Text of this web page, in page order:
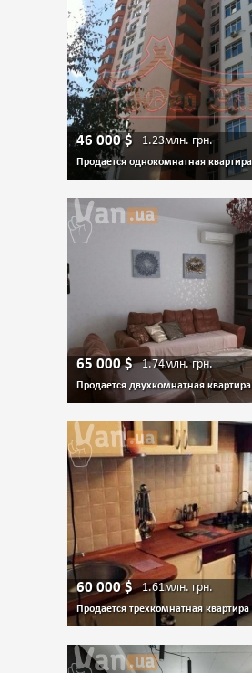
46 000$ 1.23млн. грн.
Продается однокомнатная квартира
65 000$ 1.74млн.грн.
Продается двухкомнатная квартира
60 000$ 1.61млн. грн.
Продается трехкомнатная квартира